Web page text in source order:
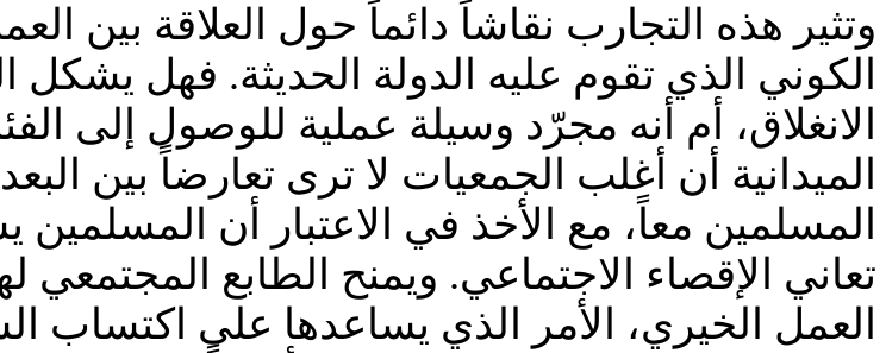
وتثير هذه التجارب نقاشاً دائماً حول العلاقة بين
الكوني الذي تقوم عليه الدولة الحديثة. فهل يشكل
الانغلاق، أم أنه مجرّد وسيلة عملية للوصول إلى
الميدانية أن أغلب الجمعيات لا ترى تعارضاً بين
المسلمين معاً، مع الأخذ في الاعتبار أن
تعاني الإقصاء الاجتماعي. ويمنح الطابع
العمل الخيري، الأمر الذي يساعدها على اكتساب